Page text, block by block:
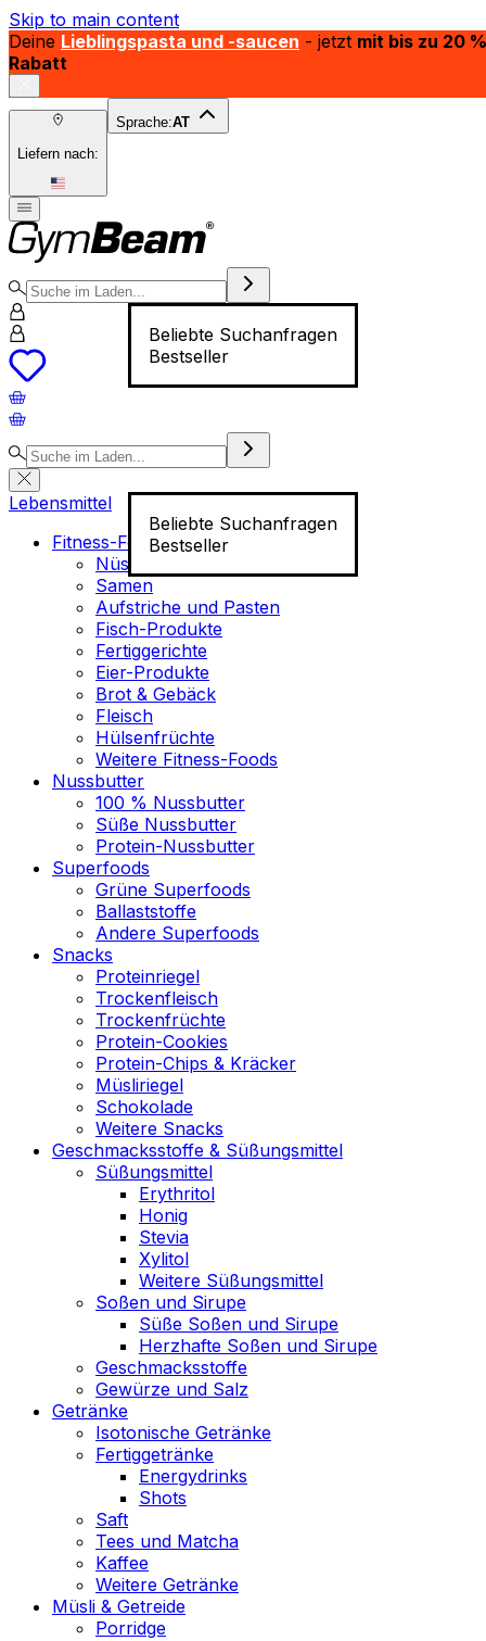
Skip to main content
Deine Lieblingspasta und -saucen - jetzt mit bis zu 20 %
Rabatt
Liefern nach:
Sprache:AT
Beliebte Suchanfragen
Bestseller
Beliebte Suchanfragen
Bestseller
Lebensmittel
Fitness-Food
Nüsse
Samen
Aufstriche und Pasten
Fisch-Produkte
Fertiggerichte
Eier-Produkte
Brot & Gebäck
Fleisch
Hülsenfrüchte
Weitere Fitness-Foods
Nussbutter
100 % Nussbutter
Süße Nussbutter
Protein-Nussbutter
Superfoods
Grüne Superfoods
Ballaststoffe
Andere Superfoods
Snacks
Proteinriegel
Trockenfleisch
Trockenfrüchte
Protein-Cookies
Protein-Chips & Kräcker
Müsliriegel
Schokolade
Weitere Snacks
Geschmacksstoffe & Süßungsmittel
Süßungsmittel
Erythritol
Honig
Stevia
Xylitol
Weitere Süßungsmittel
Soßen und Sirupe
Süße Soßen und Sirupe
Herzhafte Soßen und Sirupe
Geschmacksstoffe
Gewürze und Salz
Getränke
Isotonische Getränke
Fertiggetränke
Energydrinks
Shots
Saft
Tees und Matcha
Kaffee
Weitere Getränke
Müsli & Getreide
Porridge